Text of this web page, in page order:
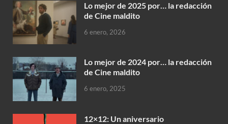
Lo mejor de 2025 por… la redacción
de Cine maldito
6 enero, 2026
Lo mejor de 2024 por… la redacción
de Cine maldito
6 enero, 2025
12×12: Un aniversario